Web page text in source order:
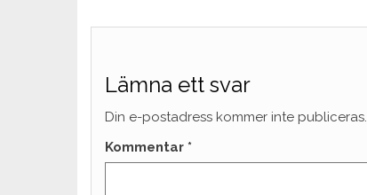
Lämna ett svar
Din e-postadress kommer inte publiceras.
Kommentar *